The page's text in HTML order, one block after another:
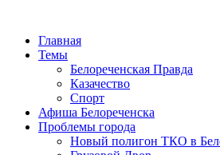
Главная
Темы
Белореченская Правда
Казачество
Спорт
Афиша Белореченска
Проблемы города
Новый полигон ТКО в